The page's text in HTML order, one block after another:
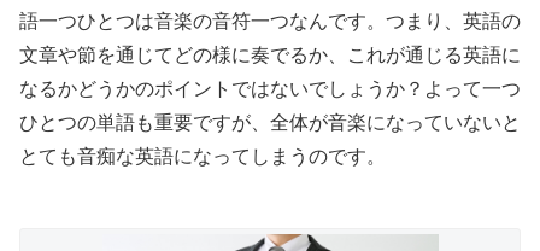
語一つひとつは音楽の音符一つなんです。つまり、英語の
文章や節を通じてどの様に奏でるか、これが通じる英語に
なるかどうかのポイントではないでしょうか？よって一つ
ひとつの単語も重要ですが、全体が音楽になっていないと
とても音痴な英語になってしまうのです。